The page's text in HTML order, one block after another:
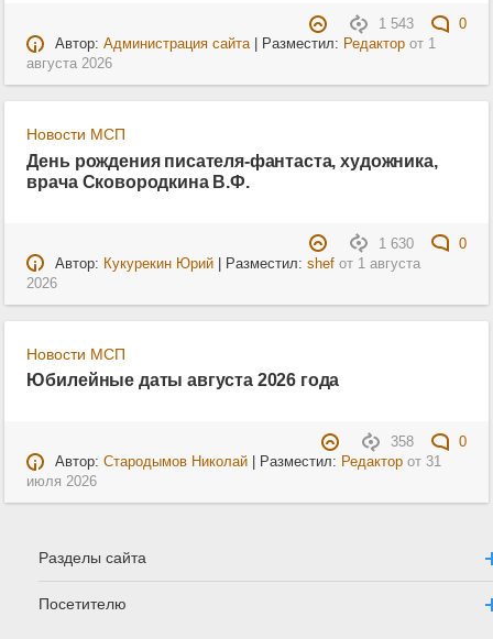
1 543
0
Автор: Администрация сайта| Разместил: Редакторот 1
августа 2026
Новости МСП
День рождения писателя-фантаста, художника,
врача Сковородкина В.Ф.
1 630
0
Автор: Кукурекин Юрий| Разместил: shefот 1 августа
2026
Новости МСП
Юбилейные даты августа 2026 года
358
0
Автор: Стародымов Николай| Разместил: Редакторот 31
июля 2026
Разделы сайта
Посетителю